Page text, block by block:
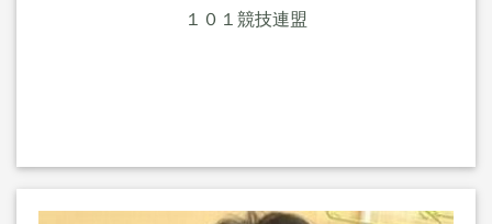
１０１競技連盟